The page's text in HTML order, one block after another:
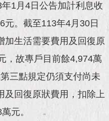
1月4日公告加計利息收
元。截至113年4月30日
加生活需要費用及回復原
，故專戶目前餘4,974萬
三點規定仍須支付尚未
及回復原狀費用，扣除上
元。